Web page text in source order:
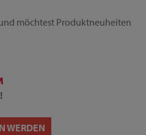
möchtest Produktneuheiten
WERDEN